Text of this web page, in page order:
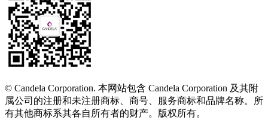
© Candela Corporation. 本网站包含 Candela Corporation 及其附
属公司的注册和未注册商标、商号、服务商标和品牌名称。所
有其他商标系其各自所有者的财产。版权所有。